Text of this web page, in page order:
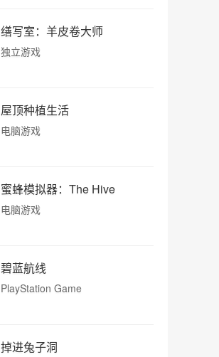
缮写室：羊皮卷大师
独立游戏
屋顶种植生活
电脑游戏
蜜蜂模拟器：The Hive
电脑游戏
碧蓝航线
PlayStation Game
掉进兔子洞